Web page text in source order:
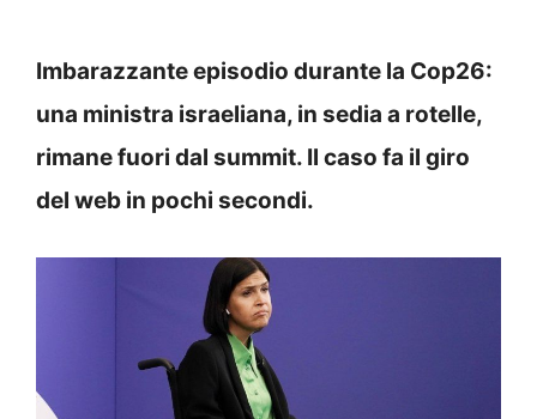
Imbarazzante episodio durante la Cop26:
una ministra israeliana, in sedia a rotelle,
rimane fuori dal summit. Il caso fa il giro
del web in pochi secondi.